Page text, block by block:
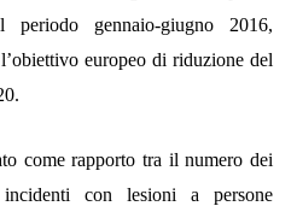
periodo gennaio-giugno 2016,
europeo di riduzione del
come rapporto tra il numero dei
con lesioni a persone